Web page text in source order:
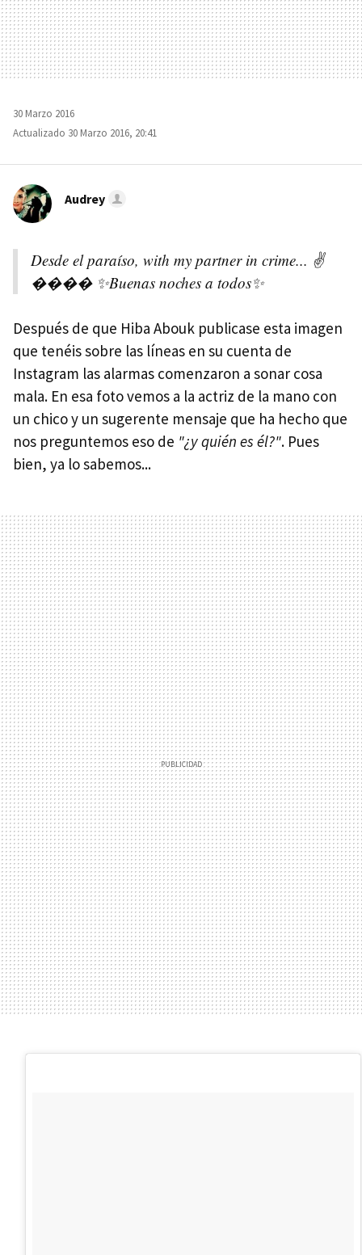
30 Marzo 2016
Actualizado 30 Marzo 2016, 20:41
Audrey
Desde el paraíso, with my partner in crime... ✌
�️��� ✨Buenas noches a todos✨
Después de que Hiba Abouk publicase esta imagen
que tenéis sobre las líneas en su cuenta de
Instagram las alarmas comenzaron a sonar cosa
mala. En esa foto vemos a la actriz de la mano con
un chico y un sugerente mensaje que ha hecho que
nos preguntemos eso de "¿y quién es él?". Pues
bien, ya lo sabemos...